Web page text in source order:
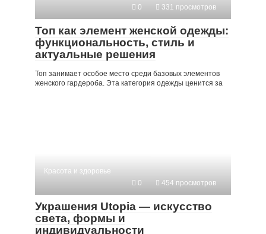
0
331 просмотров
Топ как элемент женской одежды:
функциональность, стиль и
актуальные решения
Топ занимает особое место среди базовых элементов
женского гардероба. Эта категория одежды ценится за
Красота и здоровье
0
454 просмотров
Украшения Utopia — искусство
света, формы и
индивидуальности